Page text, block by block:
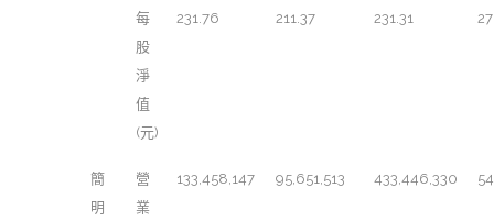
每
股
淨
值
(元)
231.76 211.37 231.31
簡
明
營
業
133,458,147 95,651,513 433,446,330